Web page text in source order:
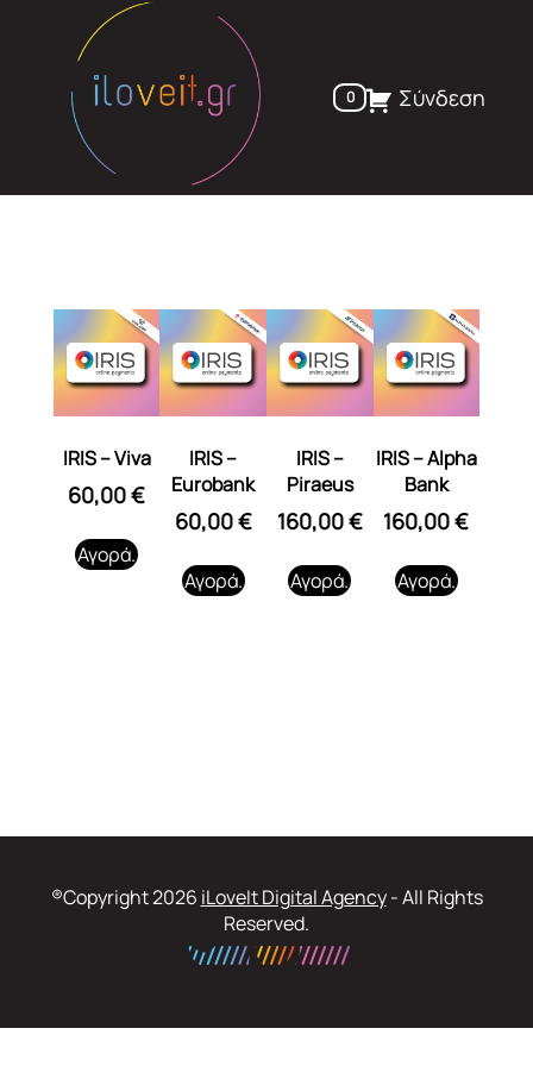
0 Σύνδεση
IRIS – Viva
60,00€
Αγορά.
IRIS –
Eurobank
60,00€
Αγορά.
IRIS –
Piraeus
160,00€
Αγορά.
IRIS – Alpha
Bank
160,00€
Αγορά.
®Copyright 2026 iLoveIt Digital Agency- All Rights
Reserved.